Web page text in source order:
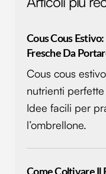
Cous Cous
Fresche Da
Cous cous
nutrienti
Idee facili per
l’ombrellone.
Come Coltivare Il